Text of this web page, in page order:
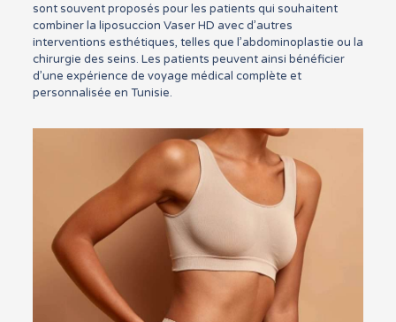
sont souvent proposés pour les patients qui souhaitent
combiner la liposuccion Vaser HD avec d’autres
interventions esthétiques, telles que l’abdominoplastie ou la
chirurgie des seins. Les patients peuvent ainsi bénéficier
d’une expérience de voyage médical complète et
personnalisée en Tunisie.